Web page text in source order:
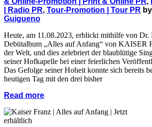
| Radio PR, Tour-Promotion | Tour PR by
Guigueno
Heute, am 11.08.2023, erblickt mithilfe von Dr.
Debütalbum „Alles auf Anfang“ von KAISER
der Welt, und dies zelebriert der blaublütige
seiner Hofkapelle bei einer feierlichen
Das Gefolge seiner Hoheit konnte sich bereits
heutigen Tag mit den drei bisher
Read more